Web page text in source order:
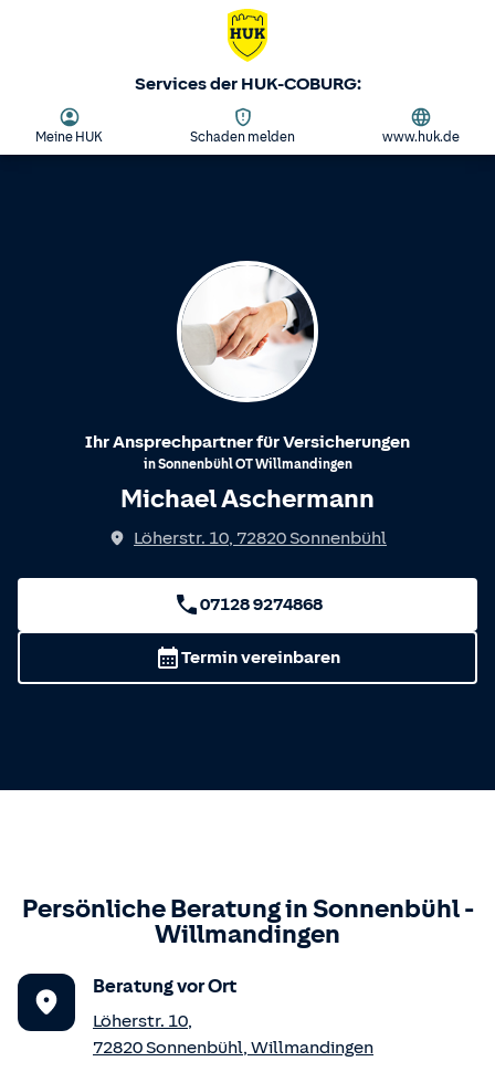
Services der HUK-COBURG:
Meine HUK Schaden melden www.huk.de
Ihr Ansprechpartner für Versicherungen
inSonnenbühlOTWillmandingen
Michael Aschermann
Löherstr. 10, 72820 Sonnenbühl
07128 9274868
Termin vereinbaren
Persönliche Beratung inSonnenbühl -
Willmandingen
Beratung vor Ort
Löherstr. 10,
72820Sonnenbühl, Willmandingen